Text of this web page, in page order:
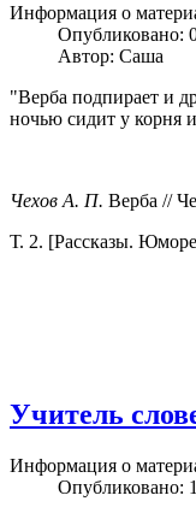
Информация о
Опубликовано:
Автор: Саша
"Верба подпирает и
ночью сидит у корня
Чехов А. П. Верба //
Т. 2. [Рассказы.
Учитель
Информация о
Опубликовано: